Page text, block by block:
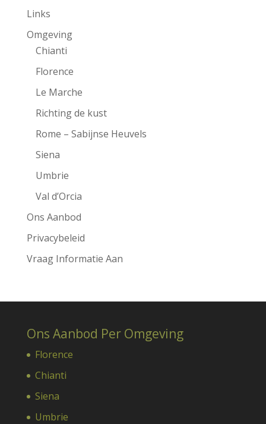
Links
Omgeving
Chianti
Florence
Le Marche
Richting de kust
Rome – Sabijnse Heuvels
Siena
Umbrie
Val d’Orcia
Ons Aanbod
Privacybeleid
Vraag Informatie Aan
Ons Aanbod Per Omgeving
Florence
Chianti
Siena
Umbrie